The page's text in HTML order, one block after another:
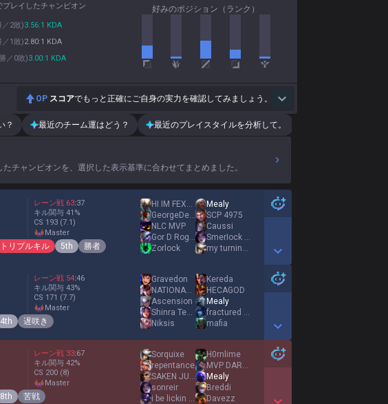
プレイしたチャンピオン
／2敗)3.56:1 KDA
／1敗)2.80:1 KDA
／0敗)3.00:1 KDA
好みのポジション（ランク）
OP スコアでもっと正確にご自身の実力を確認してみましょう。
？ 最近のチーム運はどう？ 最近のプレイスタイルを分析して。
チャンピオンを、選択した表示基準に合わせてまとめました。
レーン戦 63:37
キル関与 41 %
CS 193 (7.1)
master
トリプルキル 5th 勝者
HI IM FEXON
GeorgeDeLaGrieta
NLC MVP
Gor D Roger
Zorlock
Mealy
SCP 4975
Caussi
SmerIock HoImes
my turning point
Show More Detail Games
レーン戦 54:46
キル関与 43%
CS 171 (7.7)
master
4th 遅咲き
Gravedon
NATIONALSTOLZ
Ascension
Shinra Tensei
Niksis
Kereda
HECAGOD
Mealy
fractured truth
mafia
Show More Detail Games
レーン戦 33:67
キル関与 42%
CS 200 (8)
master
8th 苦戦
Sorquixe
repentance
SAKEN JUNIOR
sonreir
i be lickin toes
H0rnlime
MVP DARKAN
Mealy
Breddi
Davezz